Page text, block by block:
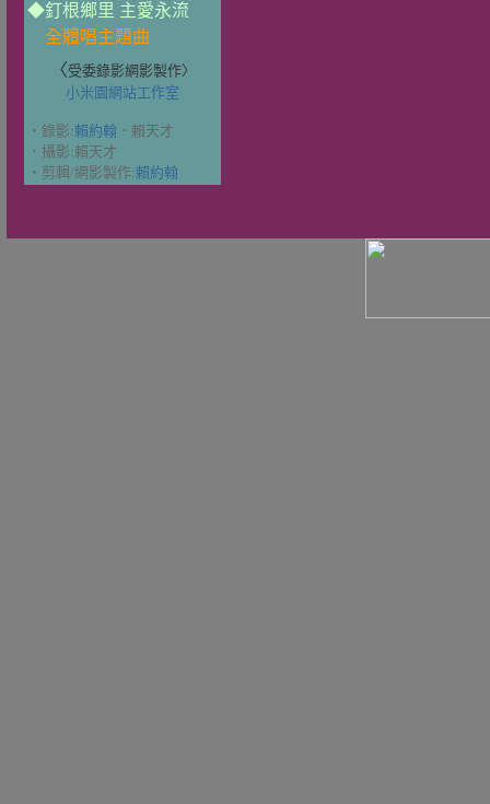
◆釘根鄉里 主愛永流
全體唱主題曲
〈受委錄影網影製作〉
小米園網站工作室
‧錄影: 賴約翰 ．賴天才
．攝影:賴天才
‧剪輯/網影製作: 賴約翰